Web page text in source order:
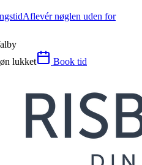
Aflevér nøglen uden for
lukket
Book tid